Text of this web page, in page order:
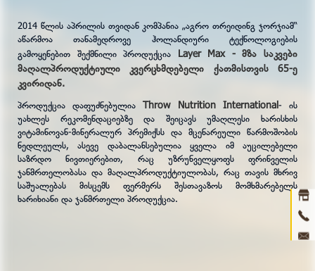
2014 წლის აპრილის თვიდან კომპანია „აგრო თრეიდინგ ჯორჯიამ“
აწარმოა თანამედროვე ჰოლანდიური ტექნოლოგიების
გამოყენებით შექმნილი პროდუქცია Layer Max - მზა საკვები
მაღალპროდუქტიული კვერცხმდებელი ქათმისთვის 65-ე
კვირიდან.
პროდუქცია დაფუძნებულიაThrow Nutrition International- ის
უახლეს რეკომენდაციებზე და შეიცავს უმაღლესი ხარისხის
ვიტამინოვან-მინერალურ პრემიქსს და მცენარეული წარმოშობის
ნედლეულს, ასევე დაბალანსებულია ყველა იმ აუცილებელი
საზრდო ნივთიერებით, რაც უზრუნველყოფს ფრინველის
ჯანმრთელობასა და მაღალპროდუქტიულობას, რაც თავის მხრივ
საშუალებას მისცემს ფერმერს შესთავაზოს მომხმარებელს
ხარიხიანი და ჯანმრთელი პროდუქცია.